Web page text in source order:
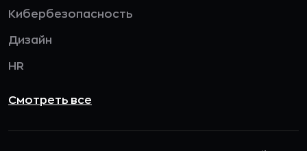
Кибербезопасность
Дизайн
HR
Смотреть все